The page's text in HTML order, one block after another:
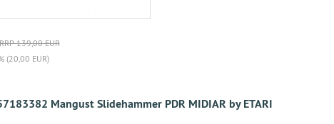
139,00 EUR
(20,00 EUR)
Mangust Slidehammer PDR MIDIAR by ETARI